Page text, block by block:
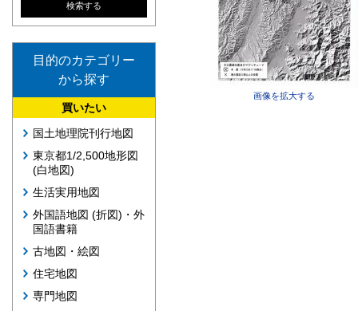
目的のカテゴリー
から探す
買いたい
国土地理院刊行地図
東京都1/2,500地形図
(白地図)
生活実用地図
外国語地図 (折図)・外
国語書籍
古地図・絵図
住宅地図
専門地図
画像を拡大する